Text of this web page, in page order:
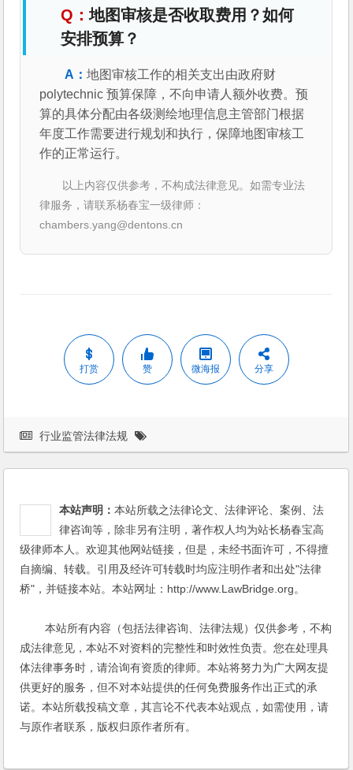
地图审核是否收取费用？如何
安排预算？
地图审核工作的相关支出由政府财
polytechnic 预算保障，不向申请人额外收费。预
算的具体分配由各级测绘地理信息主管部门根据
年度工作需要进行规划和执行，保障地图审核工
作的正常运行。
以上内容仅供参考，不构成法律意见。如需专业法
律服务，请联系杨春宝一级律师：
chambers.yang@dentons.cn
打赏 赞 微海报 分享
行业监管法律法规
本站声明：本站所载之法律论文、法律评论、案例、法
律咨询等，除非另有注明，著作权人均为站长杨春宝高
级律师本人。欢迎其他网站链接，但是，未经书面许可，不得擅
自摘编、转载。引用及经许可转载时均应注明作者和出处"法律
桥"，并链接本站。本站网址：http://www.LawBridge.org。
本站所有内容（包括法律咨询、法律法规）仅供参考，不构
成法律意见，本站不对资料的完整性和时效性负责。您在处理具
体法律事务时，请洽询有资质的律师。本站将努力为广大网友提
供更好的服务，但不对本站提供的任何免费服务作出正式的承
诺。本站所载投稿文章，其言论不代表本站观点，如需使用，请
与原作者联系，版权归原作者所有。